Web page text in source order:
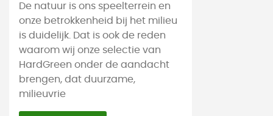
De natuur is ons speelterrein en
onze betrokkenheid bij het milieu
is duidelijk. Dat is ook de reden
waarom wij onze selectie van
HardGreen onder de aandacht
brengen, dat duurzame,
milieuvrie